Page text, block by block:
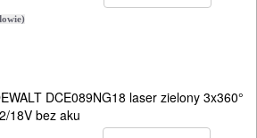
DCE089NG18 laser zielony 3x360°
18V bez aku